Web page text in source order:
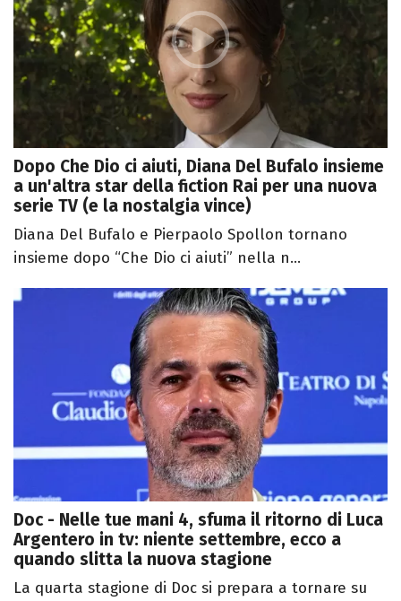
Dopo Che Dio ci aiuti, Diana Del Bufalo insieme
a un'altra star della fiction Rai per una nuova
serie TV (e la nostalgia vince)
Diana Del Bufalo e Pierpaolo Spollon tornano
insieme dopo “Che Dio ci aiuti” nella n...
Doc - Nelle tue mani 4, sfuma il ritorno di Luca
Argentero in tv: niente settembre, ecco a
quando slitta la nuova stagione
La quarta stagione di Doc si prepara a tornare su